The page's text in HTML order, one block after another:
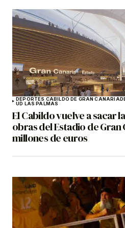
DEPORTES CABILDO DE GRAN CANARIA
UD LAS PALMAS
El Cabildo vuelve a sacar
obras del Estadio de
millones de euros